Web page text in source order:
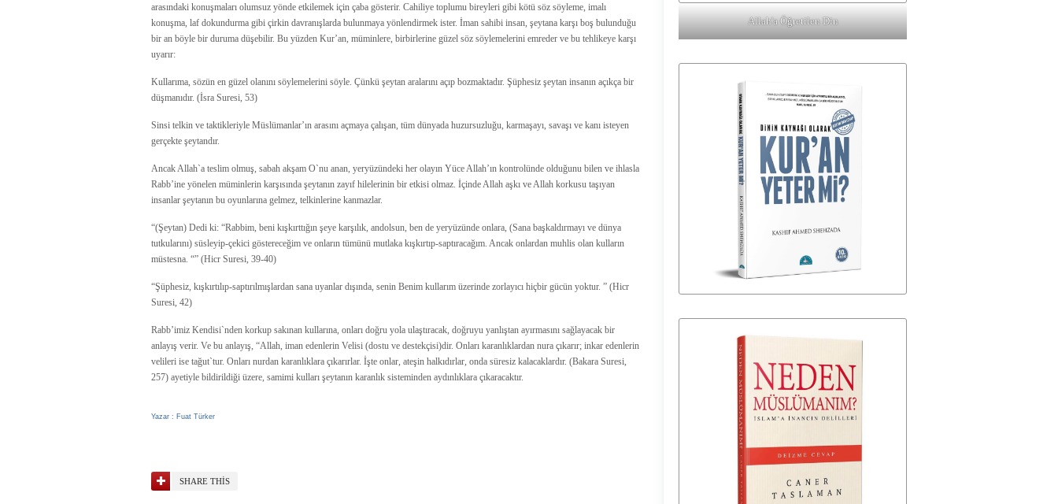
arasındaki konuşmaları olumsuz yönde etkilemek için çaba gösterir. Cahiliye toplumu bireyleri gibi kötü söz söyleme, imalı
konuşma, laf dokundurma gibi çirkin davranışlarda bulunmaya yönlendirmek ister. İman sahibi insan, şeytana karşı boş bulunduğu
bir an böyle bir duruma düşebilir. Bu yüzden Kur’an, müminlere, birbirlerine güzel söz söylemelerini emreder ve bu tehlikeye karşı
uyarır:
Kullarıma, sözün en güzel olanını söylemelerini söyle. Çünkü şeytan aralarını açıp bozmaktadır. Şüphesiz şeytan insanın açıkça bir
düşmanıdır. (İsra Suresi, 53)
Sinsi telkin ve taktikleriyle Müslümanlar’ın arasını açmaya çalışan, tüm dünyada huzursuzluğu, karmaşayı, savaşı ve kanı isteyen
gerçekte şeytandır.
Ancak Allah`a teslim olmuş, sabah akşam O`nu anan, yeryüzündeki her olayın Yüce Allah’ın kontrolünde olduğunu bilen ve ihlasla
Rabb’ine yönelen müminlerin karşısında şeytanın zayıf hilelerinin bir etkisi olmaz. İçinde Allah aşkı ve Allah korkusu taşıyan
insanlar şeytanın bu oyunlarına gelmez, telkinlerine kanmazlar.
“(Şeytan) Dedi ki: “Rabbim, beni kışkırttığın şeye karşılık, andolsun, ben de yeryüzünde onlara, (Sana başkaldırmayı ve dünya
tutkularını) süsleyip-çekici göstereceğim ve onların tümünü mutlaka kışkırtıp-saptıracağım. Ancak onlardan muhlis olan kulların
müstesna. “” (Hicr Suresi, 39-40)
“Şüphesiz, kışkırtılıp-saptırılmışlardan sana uyanlar dışında, senin Benim kullarım üzerinde zorlayıcı hiçbir gücün yoktur. ” (Hicr
Suresi, 42)
Rabb’imiz Kendisi`nden korkup sakınan kullarına, onları doğru yola ulaştıracak, doğruyu yanlıştan ayırmasını sağlayacak bir
anlayış verir. Ve bu anlayış, “Allah, iman edenlerin Velisi (dostu ve destekçisi)dir. Onları karanlıklardan nura çıkarır; inkar edenlerin
velileri ise tağut`tur. Onları nurdan karanlıklara çıkarırlar. İşte onlar, ateşin halkıdırlar, onda süresiz kalacaklardır. (Bakara Suresi,
257) ayetiyle bildirildiği üzere, samimi kulları şeytanın karanlık sisteminden aydınlıklara çıkaracaktır.
Yazar : Fuat Türker
SHARE THIS
Allah'a Öğretilen Din